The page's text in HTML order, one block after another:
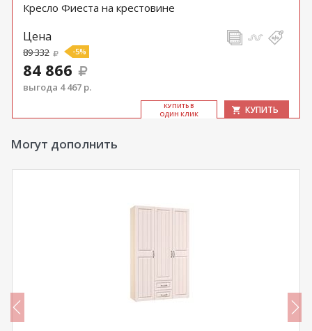
Кресло Фиеста на крестовине
Цена
89 332 -5%
84 866
выгода 4 467 р.
КУ­ПИТЬ В
ОДИН КЛИК
КУПИТЬ
Могут дополнить